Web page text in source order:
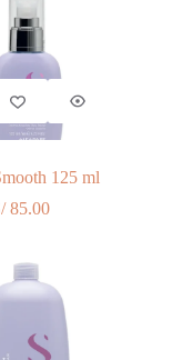
125 ml
85.00